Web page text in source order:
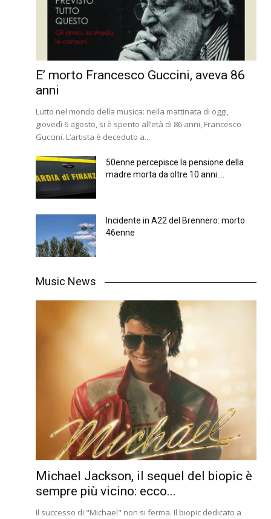
E’ morto Francesco Guccini, aveva 86
anni
Lutto nel mondo della musica: nella mattinata di oggi,
giovedì 6 agosto, si è spento all’età di 86 anni, Francesco
Guccini. L’artista è deceduto a...
50enne percepisce la pensione della
madre morta da oltre 10 anni:...
Incidente in A22 del Brennero: morto
46enne
Music News
Michael Jackson, il sequel del biopic è
sempre più vicino: ecco...
Il successo di "Michael" non si ferma. Il biopic dedicato a